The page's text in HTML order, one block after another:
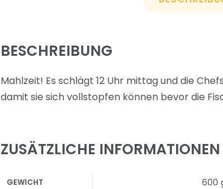
BESCHREIBUNG
Mahlzeit! Es schlägt 12 Uhr mittag und die
damit sie sich vollstopfen können bevor die
ZUSÄTZLICHE INFORMATIONEN
GEWICHT 600